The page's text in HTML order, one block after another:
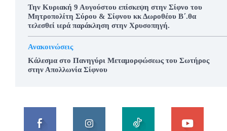
Την Κυριακή 9 Αυγούστου επίσκεψη στην Σίφνο του
Μητροπολίτη Σύρου & Σίφνου κκ Δωροθέου Β΄.θα
τελεσθεί ιερά παράκληση στην Χρυσοπηγή.
Ανακοινώσεις
Κάλεσμα στο Πανηγύρι Μεταμορφώσεως του Σωτήρος
στην Απολλωνία Σίφνου